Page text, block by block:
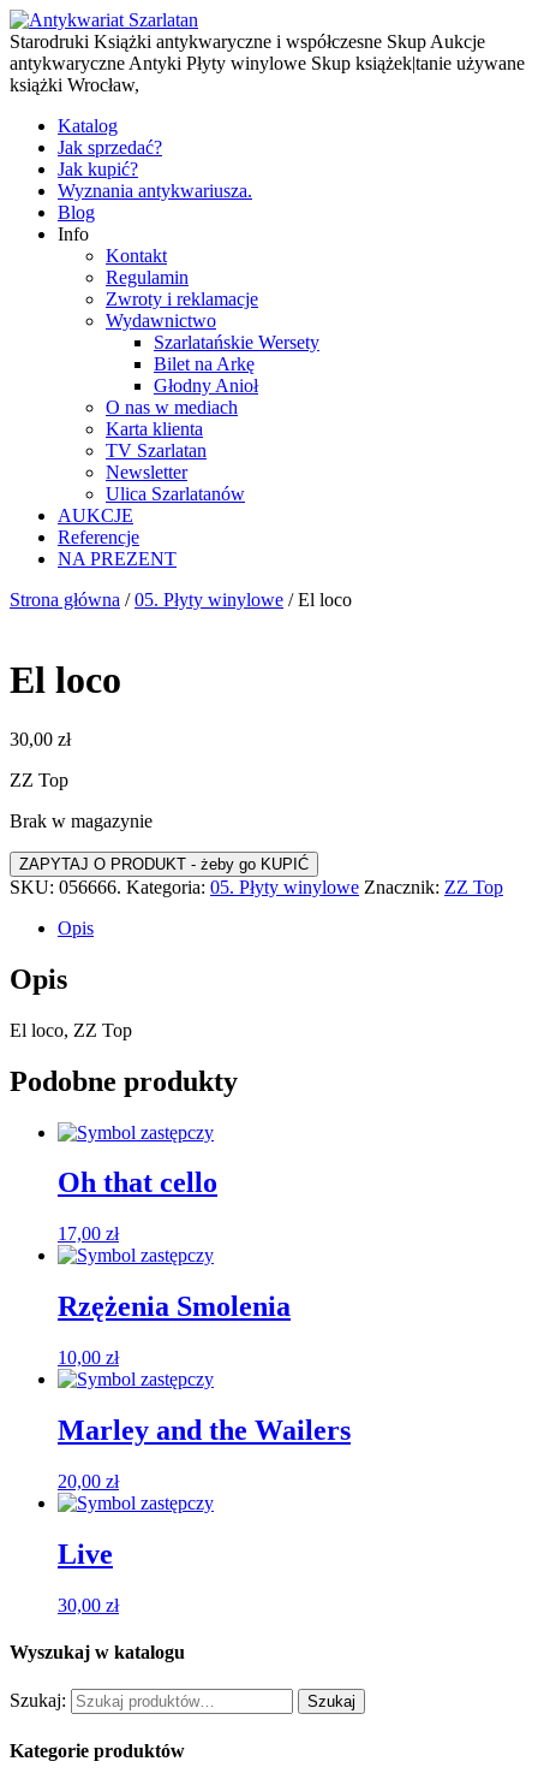
Starodruki Książki antykwaryczne i współczesne Skup Aukcje
antykwaryczne Antyki Płyty winylowe Skup książek|tanie używane
książki Wrocław,
Katalog
Jak sprzedać?
Jak kupić?
Wyznania antykwariusza.
Blog
Info
Kontakt
Regulamin
Zwroty i reklamacje
Wydawnictwo
Szarlatańskie Wersety
Bilet na Arkę
Głodny Anioł
O nas w mediach
Karta klienta
TV Szarlatan
Newsletter
Ulica Szarlatanów
AUKCJE
Referencje
NA PREZENT
Strona główna /05. Płyty winylowe / El loco
El loco
30,00 zł
ZZ Top
Brak w magazynie
SKU: 056666. Kategoria: 05. Płyty winylowe Znacznik: ZZ Top
Opis
Opis
El loco, ZZ Top
Podobne produkty
Oh that cello
17,00 zł
Rzężenia Smolenia
10,00 zł
Marley and the Wailers
20,00 zł
Live
30,00 zł
Wyszukaj w katalogu
Szukaj: Szukaj
Kategorie produktów